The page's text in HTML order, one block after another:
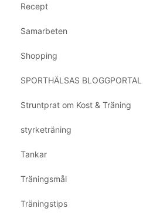
Recept
Samarbeten
Shopping
SPORTHÄLSAS BLOGGPORTAL
Struntprat om Kost & Träning
styrketräning
Tankar
Träningsmål
Träningstips